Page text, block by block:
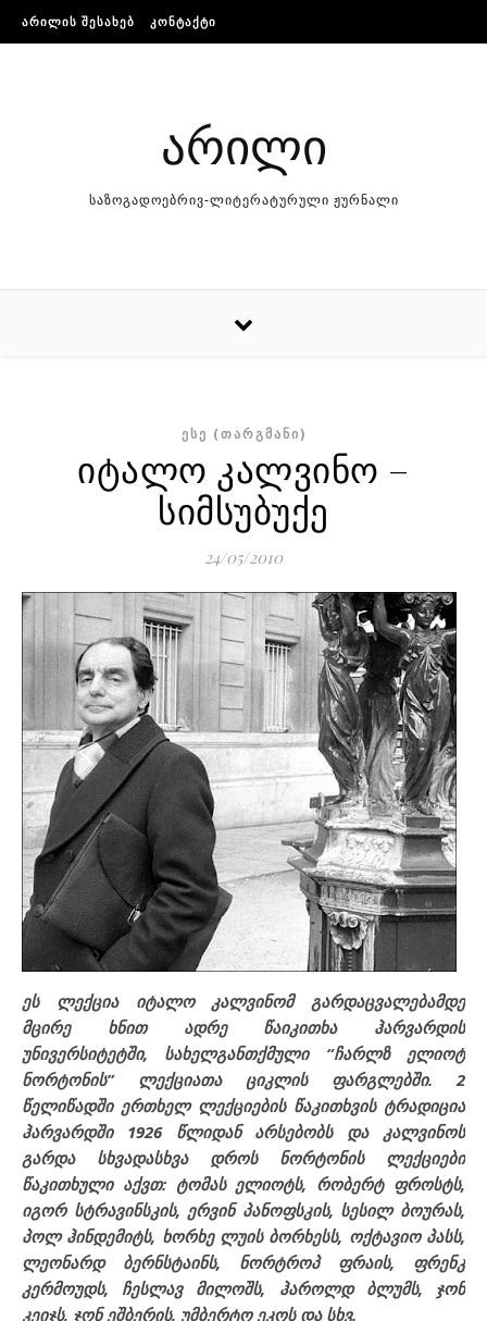
Skip to content
ᲐᲠᲘᲚᲘᲡ ᲨᲔᲡᲐᲮᲔᲑ ᲙᲝᲜᲢᲐᲥᲢᲘ
არილი
საზოგადოებრივ-ლიტერატურული ჟურნალი
ᲔᲡᲔ (ᲗᲐᲠᲒᲛᲐᲜᲘ)
იტალო კალვინო –
სიმსუბუქე
24/05/2010
ეს ლექცია იტალო კალვინომ გარდაცვალებამდე
მცირე ხნით ადრე წაიკითხა ჰარვარდის
უნივერსიტეტში, სახელგანთქმული “ჩარლზ ელიოტ
ნორტონის” ლექციათა ციკლის ფარგლებში. 2
წელიწადში ერთხელ ლექციების წაკითხვის ტრადიცია
ჰარვარდში 1926 წლიდან არსებობს და კალვინოს
გარდა სხვადასხვა დროს ნორტონის ლექციები
წაკითხული აქვთ: ტომას ელიოტს, რობერტ ფროსტს,
იგორ სტრავინსკის, ერვინ პანოფსკის, სესილ ბოურას,
პოლ ჰინდემიტს, ხორხე ლუის ბორხესს, ოქტავიო პასს,
ლეონარდ ბერნსტაინს, ნორტროპ ფრაის, ფრენკ
კერმოუდს, ჩესლავ მილოშს, ჰაროლდ ბლუმს, ჯონ
კეიჯს, ჯონ ეშბერის, უმბერტო ეკოს და სხვ.